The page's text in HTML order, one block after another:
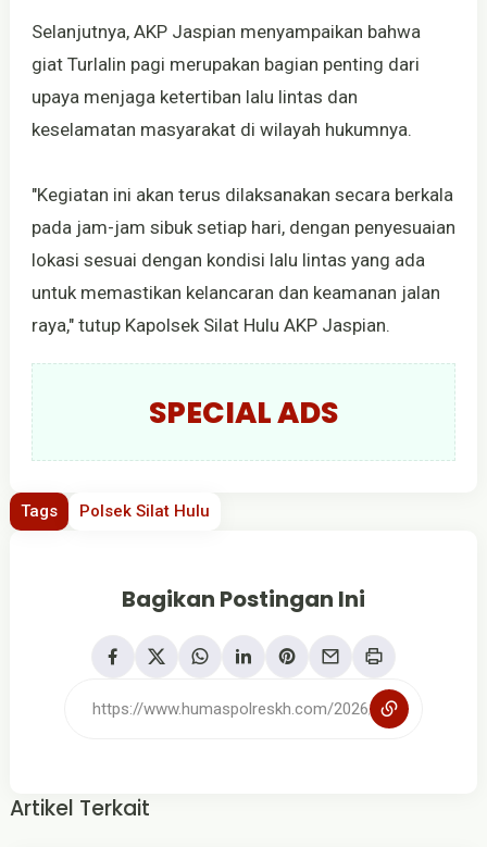
Selanjutnya, AKP Jaspian menyampaikan bahwa
giat Turlalin pagi merupakan bagian penting dari
upaya menjaga ketertiban lalu lintas dan
keselamatan masyarakat di wilayah hukumnya.
"Kegiatan ini akan terus dilaksanakan secara berkala
pada jam-jam sibuk setiap hari, dengan penyesuaian
lokasi sesuai dengan kondisi lalu lintas yang ada
untuk memastikan kelancaran dan keamanan jalan
raya," tutup Kapolsek Silat Hulu AKP Jaspian.
SPECIAL ADS
Tags Polsek Silat Hulu
Bagikan Postingan Ini
Artikel Terkait